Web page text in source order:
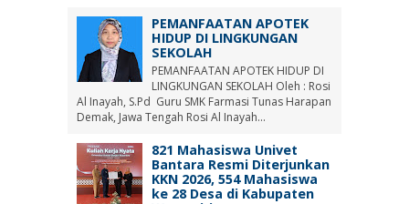
PEMANFAATAN APOTEK
HIDUP DI LINGKUNGAN
SEKOLAH
PEMANFAATAN APOTEK HIDUP DI
LINGKUNGAN SEKOLAH Oleh : Rosi
Al Inayah, S.Pd Guru SMK Farmasi Tunas Harapan
Demak, Jawa Tengah Rosi Al Inayah...
821 Mahasiswa Univet
Bantara Resmi Diterjunkan
KKN 2026, 554 Mahasiswa
ke 28 Desa di Kabupaten